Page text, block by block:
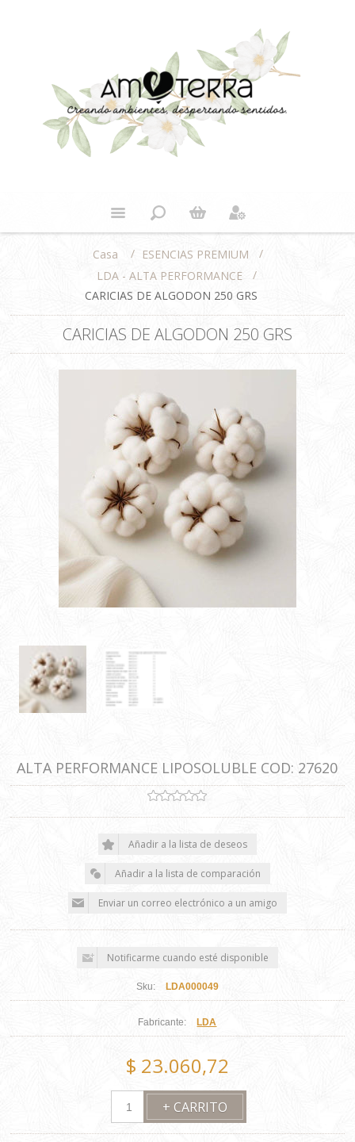
Casa / ESENCIAS PREMIUM
/
LDA - ALTA PERFORMANCE
/
CARICIAS DE ALGODON 250 GRS
CARICIAS DE ALGODON 250 GRS
ALTA PERFORMANCE LIPOSOLUBLE COD: 27620
Sku: LDA000049
Fabricante: LDA
$ 23.060,72